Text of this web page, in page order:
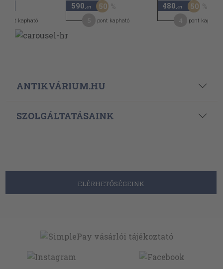
pont kapható
590 ,-Ft 50
pont kapható
480 ,-Ft 50
pont kapható
ANTIKVÁRIUM.HU
SZOLGÁLTATÁSAINK
ELÉRHETŐSÉGEINK